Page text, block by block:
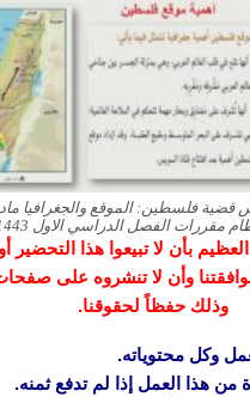
فلسطين: الموقع والجغرافيا
مقررات الفصل الدراسي الاول 1443 هـ
بأن لا تبيعوا هذا التحضير
وأن لا تنشروه على
وذلك حفظاً لحقوقنا.
وكل محتوياته.
من هذا العمل إذا لم تدفع ثمنه.